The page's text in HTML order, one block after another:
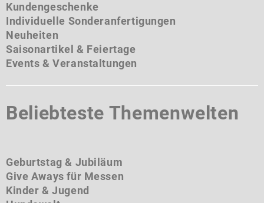
Kundengeschenke
Individuelle Sonderanfertigungen
Neuheiten
Saisonartikel & Feiertage
Events & Veranstaltungen
Beliebteste Themenwelten
Geburtstag & Jubiläum
Give Aways für Messen
Kinder & Jugend